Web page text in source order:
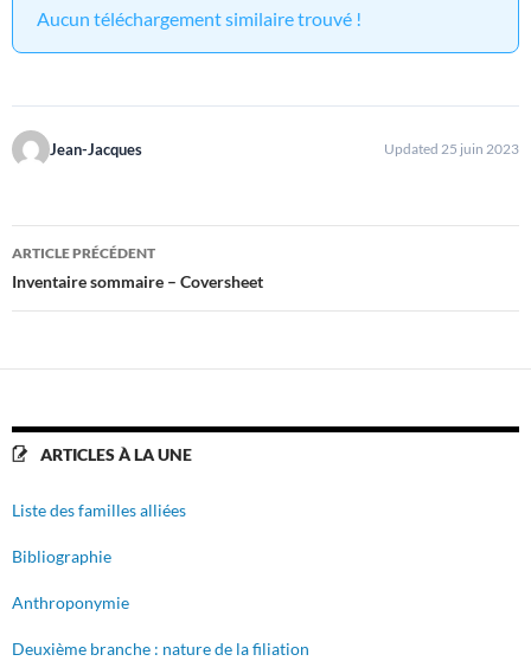
Aucun téléchargement similaire trouvé !
Jean-Jacques Updated 25 juin 2023
Navigation
des
ARTICLE PRÉCÉDENT
Inventaire sommaire – Coversheet
ARTICLES À LA UNE
Liste des familles alliées
Bibliographie
Anthroponymie
Deuxième branche : nature de la filiation